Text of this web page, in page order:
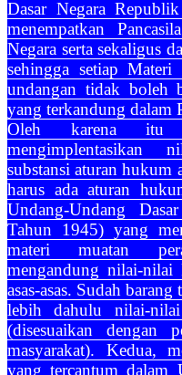
Dasar Negara
menempatkan
Negara serta sekaligus
sehingga setiap Materi
undangan tidak boleh
yang terkandung dalam
Oleh karena itu
mengimplentasikan
substansi aturan hukum
harus ada aturan
Undang-Undang
Tahun 1945) yang
materi muatan
mengandung nilai-nilai
asas-asas. Sudah
lebih dahulu nilai-
(disesuaikan dengan
masyarakat). Kedua,
yang tercantum dalam